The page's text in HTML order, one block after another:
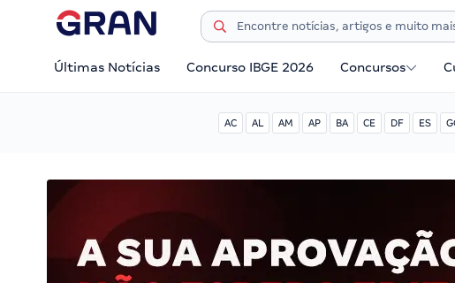
Últimas Notícias Concurso IBGE 2026 Concursos
AC AL AM AP BA CE DF ES